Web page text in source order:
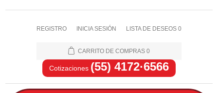
REGISTRO INICIA SESIÓN LISTA DE DESEOS 0
CARRITO DE COMPRAS 0
Cotizaciones (55) 4172·6566